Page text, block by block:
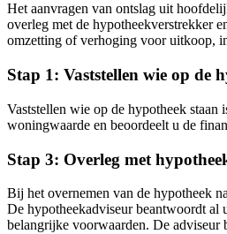
Het aanvragen van ontslag uit
overleg met de hypotheekverstrekker
omzetting of verhoging voor uitkoop,
Stap 1: Vaststellen wie op de
Vaststellen wie op de hypotheek
woningwaarde en beoordeelt u de
Stap 3: Overleg met
Bij het overnemen van de hypotheek
De hypotheekadviseur beantwoordt al
belangrijke voorwaarden. De adviseur